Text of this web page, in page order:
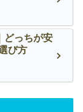
どっちが安
び方